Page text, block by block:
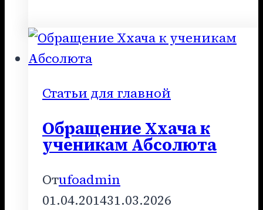
Статьи для главной
Обращение Ххача к
ученикам Абсолюта
Отufoadmin
01.04.201431.03.2026